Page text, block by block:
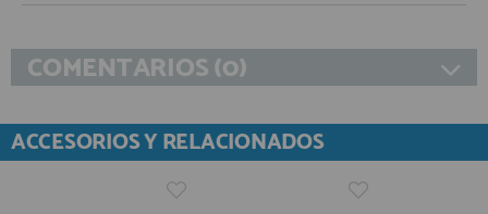
COMENTARIOS (0)
ACCESORIOS Y RELACIONADOS